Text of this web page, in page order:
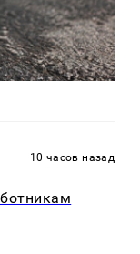
10 часов назад